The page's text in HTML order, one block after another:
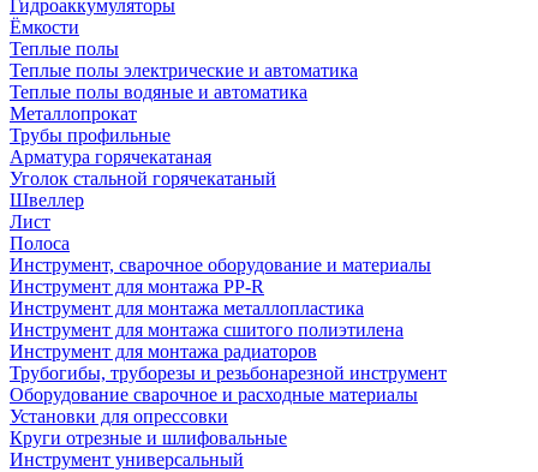
Гидроаккумуляторы
Ёмкости
Теплые полы
Теплые полы электрические и автоматика
Теплые полы водяные и автоматика
Металлопрокат
Трубы профильные
Арматура горячекатаная
Уголок стальной горячекатаный
Швеллер
Лист
Полоса
Инструмент, сварочное оборудование и материалы
Инструмент для монтажа PP-R
Инструмент для монтажа металлопластика
Инструмент для монтажа сшитого полиэтилена
Инструмент для монтажа радиаторов
Трубогибы, труборезы и резьбонарезной инструмент
Оборудование сварочное и расходные материалы
Установки для опрессовки
Круги отрезные и шлифовальные
Инструмент универсальный